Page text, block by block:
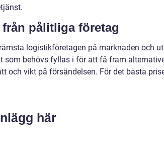
pålitliga företag
logistikföretagen på marknaden och
som behövs fyllas i för att få fram
och vikt på försändelsen. För det bästa
här